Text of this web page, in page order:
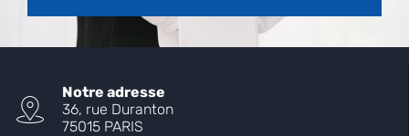
Notre adresse
36, rue Duranton
75015 PARIS